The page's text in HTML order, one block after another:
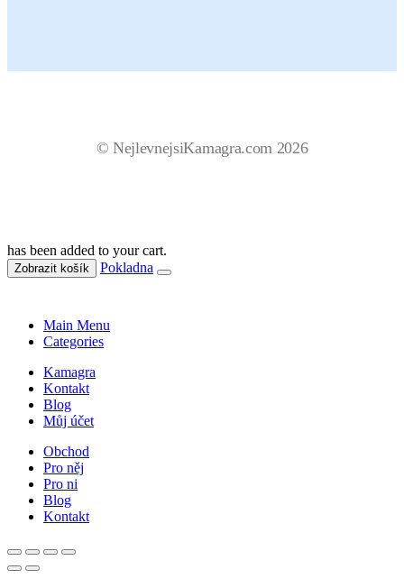
© NejlevnejsiKamagra.com 2026
has been added to your cart.
Zobrazit košík Pokladna
Main Menu
Categories
Kamagra
Kontakt
Blog
Můj účet
Obchod
Pro něj
Pro ni
Blog
Kontakt